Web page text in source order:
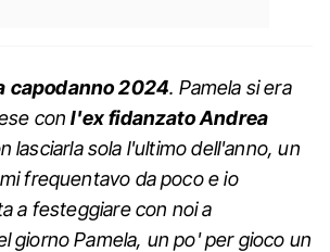
capodanno 2024. Pamela si era
conl'ex fidanzato Andrea
lasciarla sola l'ultimo dell'anno, un
frequentavo da poco e io
a festeggiare con noi a
giorno Pamela, un po' per gioco un